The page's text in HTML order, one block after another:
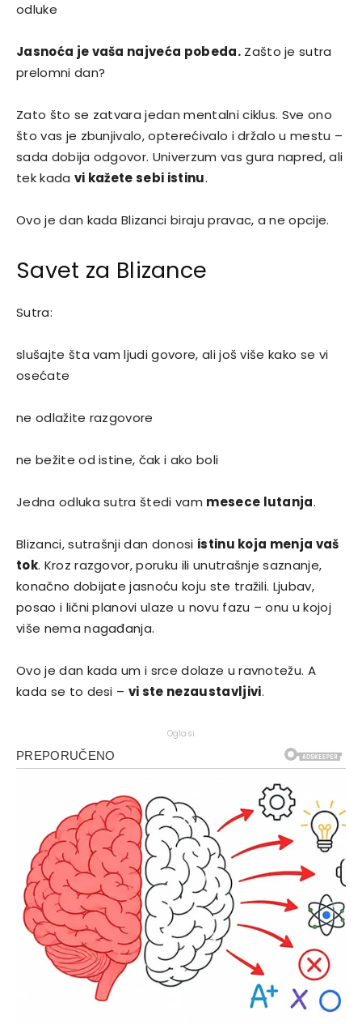
odluke
Jasnoća je vaša najveća pobeda.Zašto je sutra
prelomni dan?
Zato što se zatvara jedan mentalni ciklus. Sve ono
što vas je zbunjivalo, opterećivalo i držalo u mestu –
sada dobija odgovor. Univerzum vas gura napred, ali
tek kada vi kažete sebi istinu.
Ovo je dan kada Blizanci biraju pravac, a ne opcije.
Savet za Blizance
Sutra:
slušajte šta vam ljudi govore, ali još više kako se vi
osećate
ne odlažite razgovore
ne bežite od istine, čak i ako boli
Jedna odluka sutra štedi vam mesece lutanja.
Blizanci, sutrašnji dan donosi istinu koja menja vaš
tok. Kroz razgovor, poruku ili unutrašnje saznanje,
konačno dobijate jasnoću koju ste tražili. Ljubav,
posao i lični planovi ulaze u novu fazu – onu u kojoj
više nema nagađanja.
Ovo je dan kada um i srce dolaze u ravnotežu. A
kada se to desi – vi ste nezaustavljivi.
Oglasi